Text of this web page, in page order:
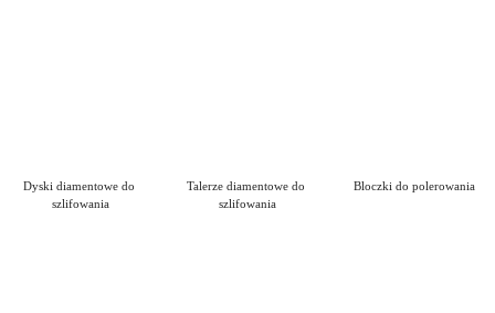
Dyski diamentowe do
szlifowania
Talerze diamentowe do
szlifowania
Bloczki do polerowania